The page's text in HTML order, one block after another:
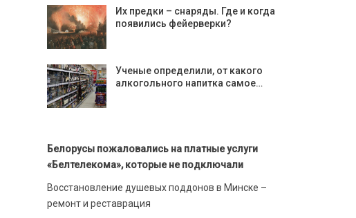
Их предки – снаряды. Где и когда
появились фейерверки?
Ученые определили, от какого
алкогольного напитка самое…
Белорусы пожаловались на платные услуги
«Белтелекома», которые не подключали
Восстановление душевых поддонов в Минске –
ремонт и реставрация